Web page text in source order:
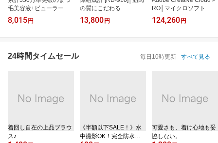
毛美容液+ビューラー
8,015 円
の質にこだわる
13,800 円
RO│マイクロソフト
124,260 円
24時間タイムセール 毎日10時更新 すべて見る
着回し自在の上品ブラウ
ス♪
《半額以下SALE！》水
中撮影OK！完全防水ケ
可愛さも、着け心地も妥
協しない。